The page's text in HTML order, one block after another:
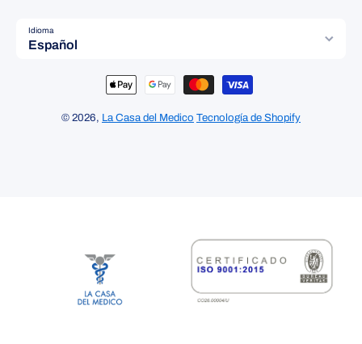
Idioma
Español
Formas de pago
© 2026, La Casa del Medico Tecnología de Shopify